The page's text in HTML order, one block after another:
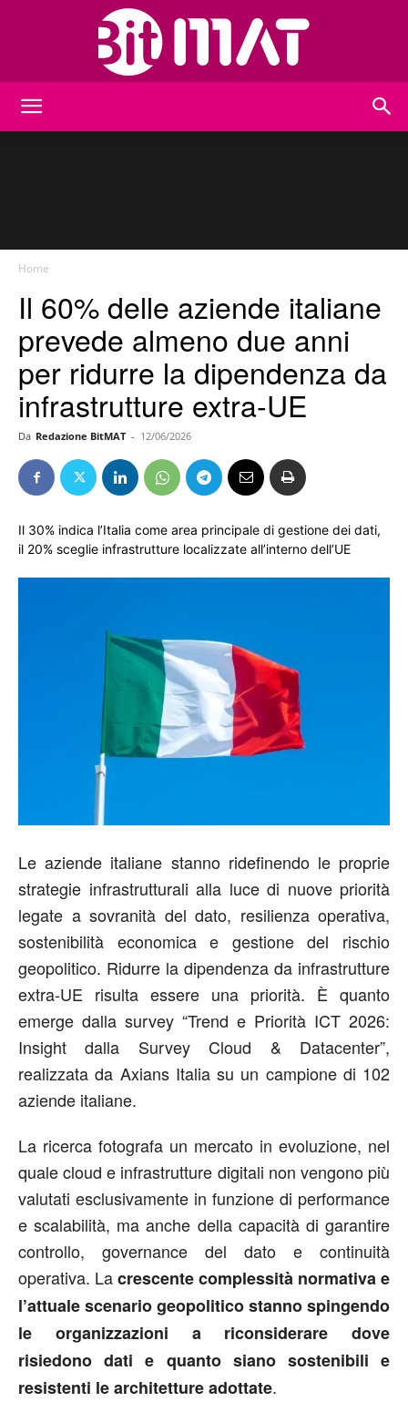
Home
Il 60% delle aziende italiane
prevede almeno due anni
per ridurre la dipendenza da
infrastrutture extra-UE
Da Redazione BitMAT - 12/06/2026
Il 30% indica l’Italia come area principale di gestione dei dati,
il 20% sceglie infrastrutture localizzate all’interno dell’UE
Le aziende italiane stanno ridefinendo le proprie
strategie infrastrutturali alla luce di nuove priorità
legate a sovranità del dato, resilienza operativa,
sostenibilità economica e gestione del rischio
geopolitico. Ridurre la dipendenza da infrastrutture
extra-UE risulta essere una priorità. È quanto
emerge dalla survey “Trend e Priorità ICT 2026:
Insight dalla Survey Cloud & Datacenter”,
realizzata da Axians Italia su un campione di 102
aziende italiane.
La ricerca fotografa un mercato in evoluzione, nel
quale cloud e infrastrutture digitali non vengono più
valutati esclusivamente in funzione di performance
e scalabilità, ma anche della capacità di garantire
controllo, governance del dato e continuità
operativa. Lacrescente complessità normativa e
l’attuale scenario geopolitico stanno spingendo
le organizzazioni a riconsiderare dove
risiedono dati e quanto siano sostenibili e
resistenti le architetture adottate.